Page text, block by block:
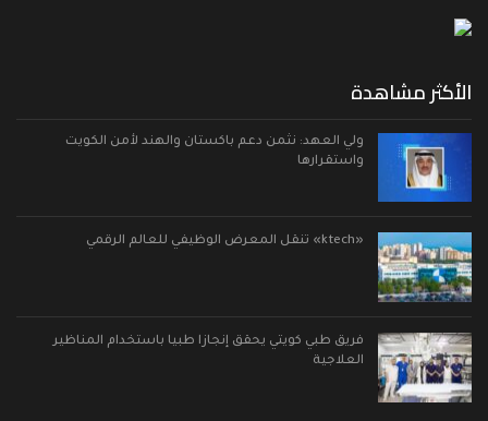
الأكثر مشاهدة
ولي العهد: نثمن دعم باكستان والهند لأمن الكويت
واستقرارها
«ktech» تنقل المعرض الوظيفي للعالم الرقمي
فريق طبي كويتي يحقق إنجازا طبيا باستخدام المناظير
العلاجية